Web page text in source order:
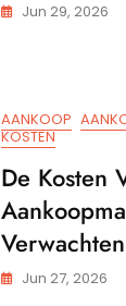
Jun 29, 2026
AANKOOP
KOSTEN
De Kosten
Jun 27, 2026